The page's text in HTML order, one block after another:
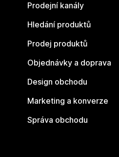
Prodejní kanály
Hledání produktů
Prodej produktů
Objednávky a doprava
Design obchodu
Marketing a konverze
Správa obchodu